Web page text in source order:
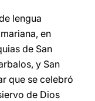
lengua
en
de San
y San
que se celebró
de Dios